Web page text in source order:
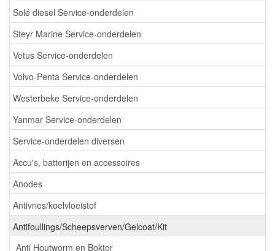
Solé diesel Service-onderdelen
Steyr Marine Service-onderdelen
Vetus Service-onderdelen
Volvo-Penta Service-onderdelen
Westerbeke Service-onderdelen
Yanmar Service-onderdelen
Service-onderdelen diversen
Accu's, batterijen en accessoires
Anodes
Antivries/koelvloeistof
Antifoullings/Scheepsverven/Gelcoat/Kit
Anti Houtworm en Boktor